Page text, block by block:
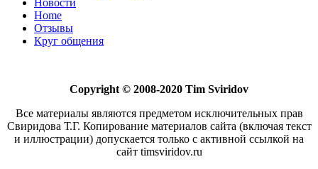
Новости
Home
Отзывы
Круг общения
Copyright © 2008-2020 Tim Sviridov
Все материалы являются предметом исключительных прав
Свиридова Т.Г. Копирование материалов сайта (включая текст
и иллюстрации) допускается только с активной ссылкой на
сайт timsviridov.ru